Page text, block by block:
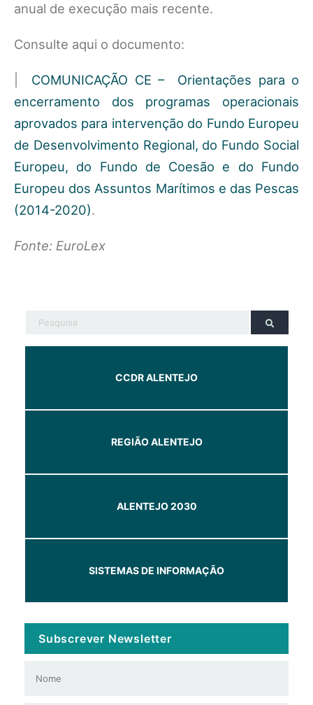
anual de execução mais recente.
Consulte aqui o documento:
COMUNICAÇÃO CE – Orientações para o
encerramento dos programas operacionais
aprovados para intervenção do Fundo Europeu
de Desenvolvimento Regional, do Fundo Social
Europeu, do Fundo de Coesão e do Fundo
Europeu dos Assuntos Marítimos e das Pescas
(2014-2020).
Fonte: EuroLex
CCDR ALENTEJO
REGIÃO ALENTEJO
ALENTEJO 2030
SISTEMAS DE INFORMAÇÃO
Subscrever Newsletter